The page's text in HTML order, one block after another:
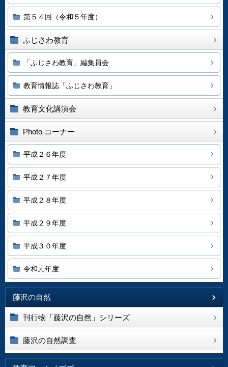
第５４回（令和５年度）
ふじさわ教育
「ふじさわ教育」編集員会
教育情報誌「ふじさわ教育」
教育文化講演会
Photo コーナー
平成２６年度
平成２７年度
平成２８年度
平成２９年度
平成３０年度
令和元年度
藤沢の自然
刊行物「藤沢の自然」シリーズ
藤沢の自然調査